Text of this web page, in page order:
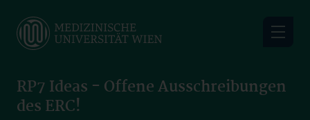
main
RP7 Ideas - Offene Ausschreibungen
des ERC!